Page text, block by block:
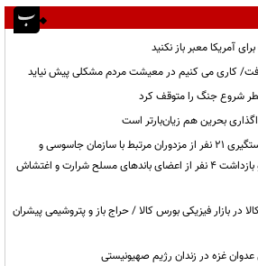
آمریکا معبر باز نکنید
گرفت/ کاری می کنیم در معیشت مردم مشکلی پیش نیاید
شروع جنگ را متوقف کرد
بحرین هم زیان‌بارتر است
وزارت اطلاعات: شناسایی و دستگیری ۲۱ نفر از مزدوران مرتبط با سازمان جاسوسی و
تروریستی رژیم صهیونیستی و بازداشت ۴ نفر از اعضای باندهای مسلح شرارت و اغتشاش
۴۱۳ هزار تن کالا در بازار فیزیکی بورس کالا / حراج باز و پتروشیمی پیشران
غزه در زندان رژیم صهیونیستی